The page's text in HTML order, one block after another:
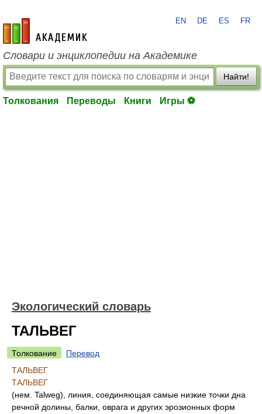
academic.ru
EN DE ES FR
Словари и энциклопедии на Академике
Найти!
Толкования Переводы Книги Игры ⚽
Экологический словарь
ТАЛЬВЕГ
Толкование
Перевод
ТАЛЬВЕГ
ТАЛЬВЕГ
(нем. Talweg), линия, соединяющая самые низкие точки дна
речной долины, балки, оврага и других эрозионных форм